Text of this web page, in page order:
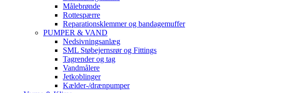
Målebrønde
Rottespærre
Reparationsklemmer og bandagemuffer
PUMPER & VAND
Nedsivningsanlæg
SML Støbejernsrør og Fittings
Tagrender og tag
Vandmålere
Jetkoblinger
Kælder-/drænpumper